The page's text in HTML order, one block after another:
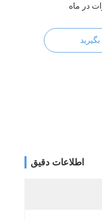
اطلاعات دقیق